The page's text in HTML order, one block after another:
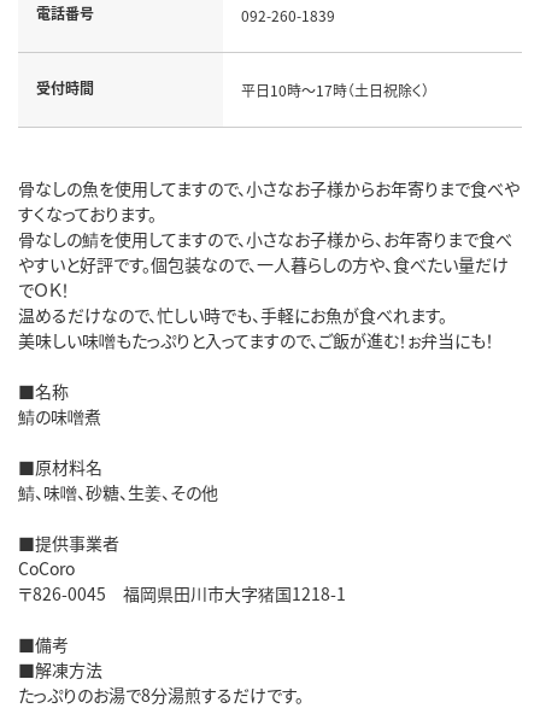
電話番号 092-260-1839
受付時間 平日10時～17時（土日祝除く）
骨なしの魚を使用してますので、小さなお子様からお年寄りまで食べや
すくなっております。
骨なしの鯖を使用してますので、小さなお子様から、お年寄りまで食べ
やすいと好評です。個包装なので、一人暮らしの方や、食べたい量だけ
でＯＫ！
温めるだけなので、忙しい時でも、手軽にお魚が食べれます。
美味しい味噌もたっぷりと入ってますので、ご飯が進む！ぉ弁当にも！
■名称
鯖の味噌煮
■原材料名
鯖、味噌、砂糖、生姜、その他
■提供事業者
CoCoro
〒826-0045 福岡県田川市大字猪国1218-1
■備考
■解凍方法
たっぷりのお湯で8分湯煎するだけです。